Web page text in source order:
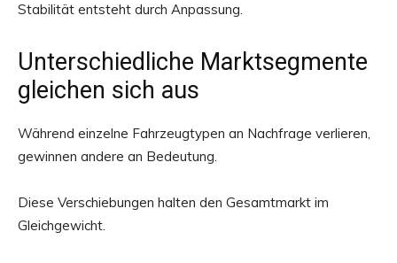
Stabilität entsteht durch Anpassung.
Unterschiedliche Marktsegmente
gleichen sich aus
Während einzelne Fahrzeugtypen an Nachfrage verlieren,
gewinnen andere an Bedeutung.
Diese Verschiebungen halten den Gesamtmarkt im
Gleichgewicht.